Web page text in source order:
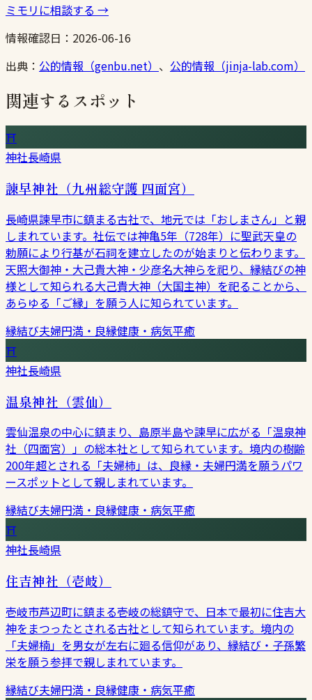
ミモリに相談する →
情報確認日： 2026-06-16
出典： 公的情報（genbu.net） 、 公的情報（jinja-lab.com）
関連するスポット
⛩
神社長崎県
諫早神社（九州総守護 四面宮）
長崎県諫早市に鎮まる古社で、地元では「おしまさん」と親
しまれています。社伝では神亀5年（728年）に聖武天皇の
勅願により行基が石祠を建立したのが始まりと伝わります。
天照大御神・大己貴大神・少彦名大神らを祀り、縁結びの神
様として知られる大己貴大神（大国主神）を祀ることから、
あらゆる「ご縁」を願う人に知られています。
縁結び夫婦円満・良縁健康・病気平癒
⛩
神社長崎県
温泉神社（雲仙）
雲仙温泉の中心に鎮まり、島原半島や諫早に広がる「温泉神
社（四面宮）」の総本社として知られています。境内の樹齢
200年超とされる「夫婦柿」は、良縁・夫婦円満を願うパワ
ースポットとして親しまれています。
縁結び夫婦円満・良縁健康・病気平癒
⛩
神社長崎県
住吉神社（壱岐）
壱岐市芦辺町に鎮まる壱岐の総鎮守で、日本で最初に住吉大
神をまつったとされる古社として知られています。境内の
「夫婦楠」を男女が左右に廻る信仰があり、縁結び・子孫繁
栄を願う参拝で親しまれています。
縁結び夫婦円満・良縁健康・病気平癒